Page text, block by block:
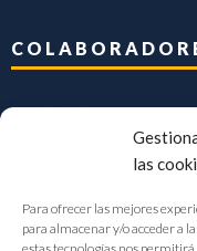
las
Para ofrecer las mejores
para almacenar y/o acceder a